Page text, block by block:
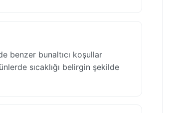
benzer bunaltıcı koşullar
sıcaklığı belirgin şekilde